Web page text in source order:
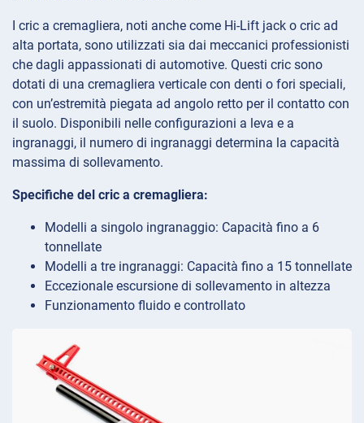
I cric a cremagliera, noti anche come Hi-Lift jack o cric ad
alta portata, sono utilizzati sia dai meccanici professionisti
che dagli appassionati di automotive. Questi cric sono
dotati di una cremagliera verticale con denti o fori speciali,
con un’estremità piegata ad angolo retto per il contatto con
il suolo. Disponibili nelle configurazioni a leva e a
ingranaggi, il numero di ingranaggi determina la capacità
massima di sollevamento.
Specifiche del cric a cremagliera:
Modelli a singolo ingranaggio: Capacità fino a 6
tonnellate
Modelli a tre ingranaggi: Capacità fino a 15 tonnellate
Eccezionale escursione di sollevamento in altezza
Funzionamento fluido e controllato